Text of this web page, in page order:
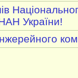
України!